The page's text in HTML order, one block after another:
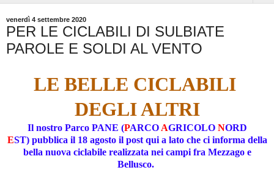
venerdì 4 settembre 2020
PER LE CICLABILI DI SULBIATE
PAROLE E SOLDI AL VENTO
LE BELLE CICLABILI
DEGLI ALTRI
Il nostro Parco PANE (PARCO AGRICOLO NORD
EST) pubblica il 18 agosto il post qui a lato che ci informa della
bella nuova ciclabile realizzata nei campi fra Mezzago e
Bellusco.